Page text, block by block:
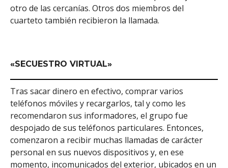
otro de las cercanías. Otros dos miembros del
cuarteto también recibieron la llamada.
«SECUESTRO VIRTUAL»
Tras sacar dinero en efectivo, comprar varios
teléfonos móviles y recargarlos, tal y como les
recomendaron sus informadores, el grupo fue
despojado de sus teléfonos particulares. Entonces,
comenzaron a recibir muchas llamadas de carácter
personal en sus nuevos dispositivos y, en ese
momento, incomunicados del exterior, ubicados en un